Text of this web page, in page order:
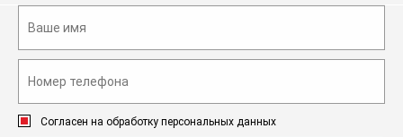
Согласен на обработку персональных данных